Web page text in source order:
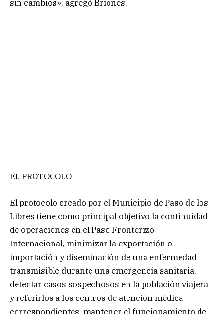
sin cambios», agregó Briones.
EL PROTOCOLO
El protocolo creado por el Municipio de Paso de los
Libres tiene como principal objetivo la continuidad
de operaciones en el Paso Fronterizo
Internacional, minimizar la exportación o
importación y diseminación de una enfermedad
transmisible durante una emergencia sanitaria,
detectar casos sospechosos en la población viajera
y referirlos a los centros de atención médica
correspondientes, mantener el funcionamiento de